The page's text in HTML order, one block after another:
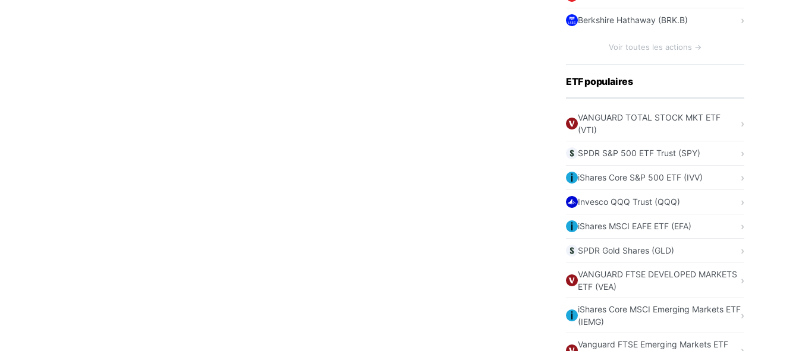
Berkshire Hathaway (BRK.B)
Voir toutes les actions →
ETF populaires
VANGUARD TOTAL STOCK MKT ETF
(VTI)
SPDR S&P 500 ETF Trust (SPY)
iShares Core S&P 500 ETF (IVV)
Invesco QQQ Trust (QQQ)
iShares MSCI EAFE ETF (EFA)
SPDR Gold Shares (GLD)
VANGUARD FTSE DEVELOPED MARKETS
ETF (VEA)
iShares Core MSCI Emerging Markets ETF
(IEMG)
Vanguard FTSE Emerging Markets ETF